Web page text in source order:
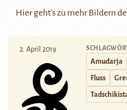
Hiergeht’s zu mehr Bildern
2. April 2019
Amudarja
Fluss